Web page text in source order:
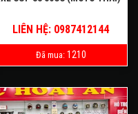
LIÊN HỆ: 0987412144
Đã mua: 1210